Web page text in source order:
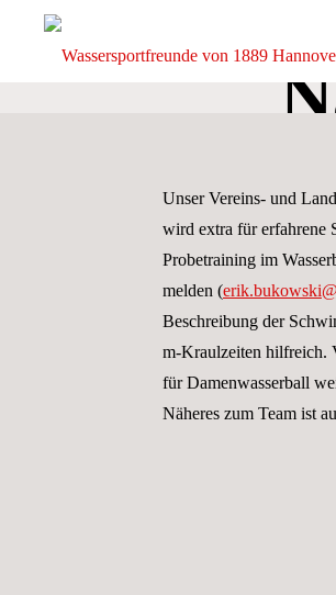
Unser Vereins- und
wird extra für erfahrene
Probetraining im
melden (
Beschreibung der
m-Kraulzeiten hilfreich.
für Damenwasserball
Näheres zum Team ist